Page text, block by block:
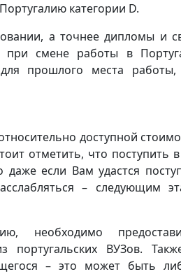
категории D.
а точнее дипломы и
при смене работы в
прошлого места
доступной
отметить, что поступить в
если Вам удастся
– следующим
необходимо
ВУЗов.
– это может быть